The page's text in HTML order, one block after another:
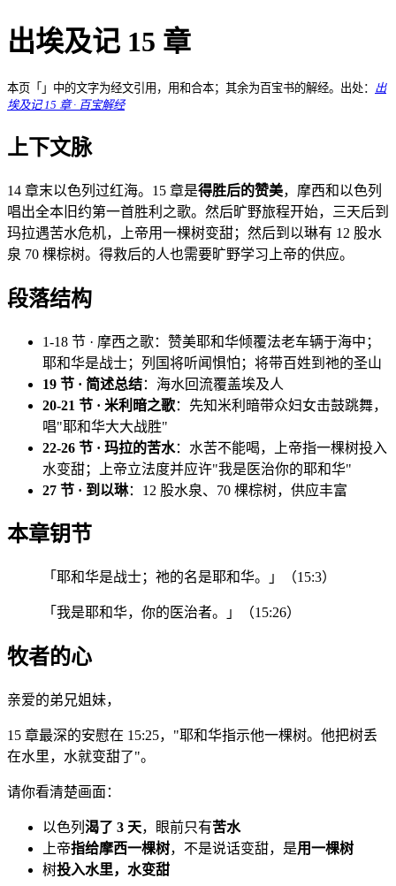
出埃及记 15 章
本页「」中的文字为经文引用，用和合本；其余为百宝书的解经。出处： 出
埃及记 15 章 · 百宝解经
上下文脉
14 章末以色列过红海。15 章是得胜后的赞美，摩西和以色列
唱出全本旧约第一首胜利之歌。然后旷野旅程开始，三天后到
玛拉遇苦水危机，上帝用一棵树变甜；然后到以琳有 12 股水
泉 70 棵棕树。得救后的人也需要旷野学习上帝的供应。
段落结构
1-18 节 · 摩西之歌：赞美耶和华倾覆法老车辆于海中；
耶和华是战士；列国将听闻惧怕；将带百姓到祂的圣山
19 节 · 简述总结：海水回流覆盖埃及人
20-21 节 · 米利暗之歌：先知米利暗带众妇女击鼓跳舞，
唱"耶和华大大战胜"
22-26 节 · 玛拉的苦水：水苦不能喝，上帝指一棵树投入
水变甜；上帝立法度并应许"我是医治你的耶和华"
27 节 · 到以琳：12 股水泉、70 棵棕树，供应丰富
本章钥节
「耶和华是战士；祂的名是耶和华。」（15:3）
「我是耶和华，你的医治者。」（15:26）
牧者的心
亲爱的弟兄姐妹，
15 章最深的安慰在 15:25，"耶和华指示他一棵树。他把树丢
在水里，水就变甜了"。
请你看清楚画面：
以色列 渴了 3 天，眼前只有苦水
上帝指给摩西一棵树，不是说话变甜，是用一棵树
树投入水里，水变甜